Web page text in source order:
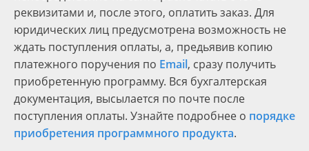
реквизитами и, после этого, оплатить заказ. Для
юридических лиц предусмотрена возможность не
ждать поступления оплаты, а, предьявив копию
платежного поручения по Email, сразу получить
приобретенную программу. Вся бухгалтерская
документация, высылается по почте после
поступления оплаты. Узнайте подробнее о порядке
приобретения программного продукта.